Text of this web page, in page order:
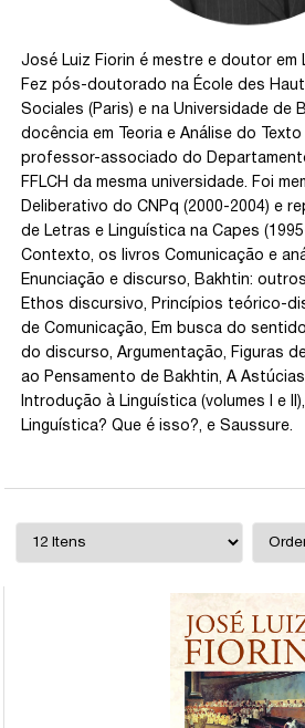
José Luiz Fiorin é mestre e doutor em
Fez pós-doutorado na École des
Sociales (Paris) e na Universidade de
docência em Teoria e Análise do
professor-associado do
FFLCH da mesma universidade. Foi
Deliberativo do CNPq (2000-2004) e
de Letras e Linguística na Capes
Contexto, os livros Comunicação e
Enunciação e discurso, Bakhtin:
Ethos discursivo, Princípios teórico-
de Comunicação, Em busca do
do discurso, Argumentação, Figuras
ao Pensamento de Bakhtin, A
Introdução à Linguística (volumes I e
Linguística? Que é isso?, e Saussure.